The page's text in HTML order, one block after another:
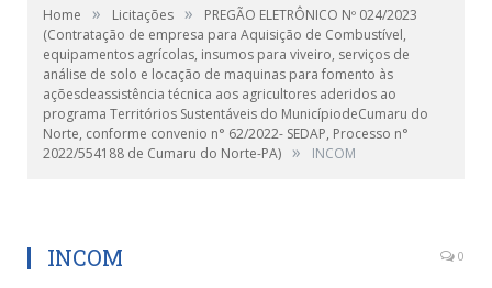
Home » Licitações »
PREGÃO ELETRÔNICO Nº 024/2023
(Contratação de empresa para Aquisição de Combustível,
equipamentos agrícolas, insumos para viveiro, serviços de
análise de solo e locação de maquinas para fomento às
açõesdeassistência técnica aos agricultores aderidos ao
programa Territórios Sustentáveis do MunicípiodeCumaru do
Norte, conforme convenio n° 62/2022- SEDAP, Processo n°
2022/554188 de Cumaru do Norte-PA) » INCOM
INCOM 0